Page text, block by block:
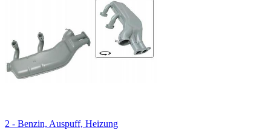
2 - Benzin, Auspuff, Heizung